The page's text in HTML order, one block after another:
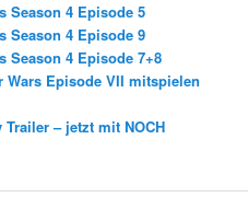
Season 4 Episode 5
Season 4 Episode 9
Season 4 Episode 7+8
Episode VII mitspielen
– jetzt mit NOCH